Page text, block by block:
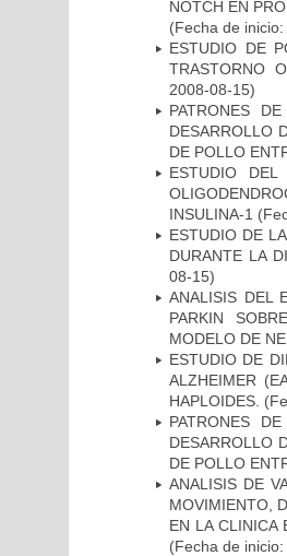
NOTCH EN
(Fecha de
ESTUDIO DE
TRASTORNO
2008-08-15)
PATRONES
DESARROLLO
DE POLLO
ESTUDIO
INSULINA-1
ESTUDIO DE
DURANTE LA
08-15)
ANALISIS DEL
PARKIN
MODELO DE
ESTUDIO DE
ALZHEIMER
HAPLOIDES.
PATRONES
DESARROLLO
DE POLLO
ANALISIS DE
MOVIMIENTO,
EN LA CLINICA
(Fecha de